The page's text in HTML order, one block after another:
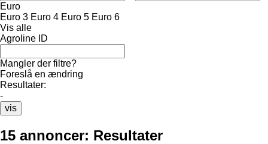
Euro
Euro 3 Euro 4 Euro 5 Euro 6
Vis alle
Agroline ID
Mangler der filtre?
Foreslå en ændring
Resultater:
-
vis
15 annoncer: Resultater